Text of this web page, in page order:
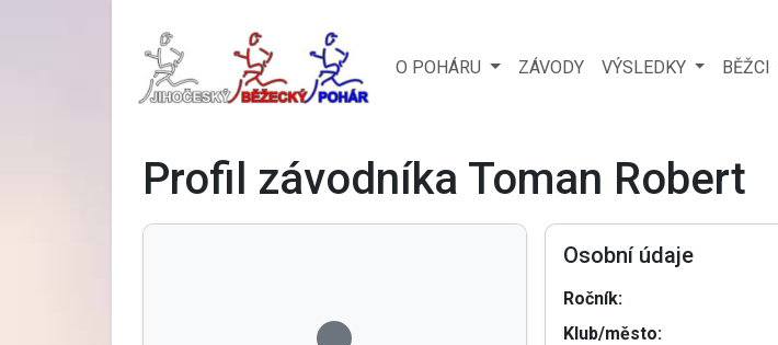
O POHÁRU ZÁVODY VÝSLEDKY BĚŽCI
Profil závodníka Toman Robert
Osobní údaje
Ročník:
Klub/město: